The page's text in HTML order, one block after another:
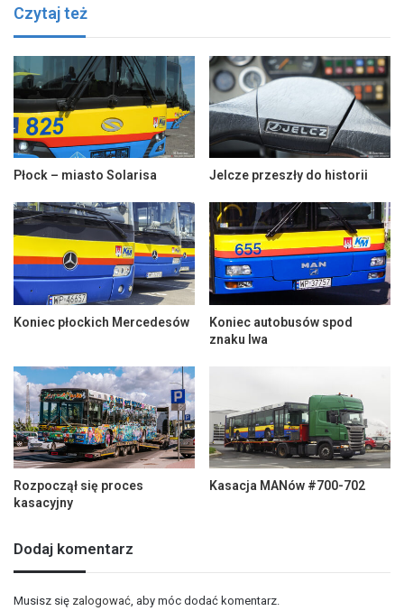
Czytaj też
Płock – miasto Solarisa Jelcze przeszły do historii
Koniec płockich Mercedesów
Koniec autobusów spod
znaku lwa
Rozpoczął się proces
kasacyjny
Kasacja MANów #700-702
Dodaj komentarz
Musisz się zalogować , aby móc dodać komentarz.